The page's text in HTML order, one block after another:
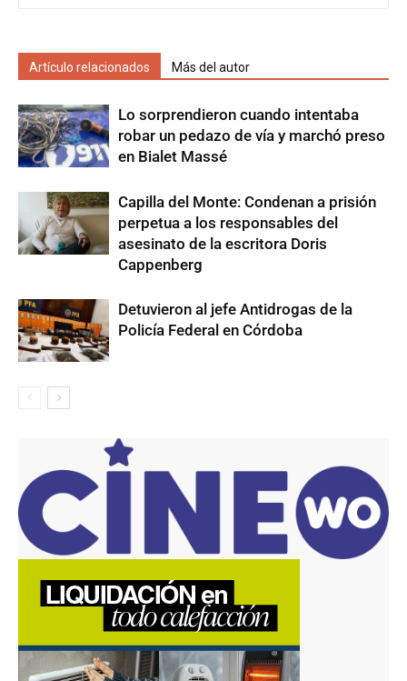
Artículo relacionados Más del autor
Lo sorprendieron cuando intentaba
robar un pedazo de vía y marchó preso
en Bialet Massé
Capilla del Monte: Condenan a prisión
perpetua a los responsables del
asesinato de la escritora Doris
Cappenberg
Detuvieron al jefe Antidrogas de la
Policía Federal en Córdoba